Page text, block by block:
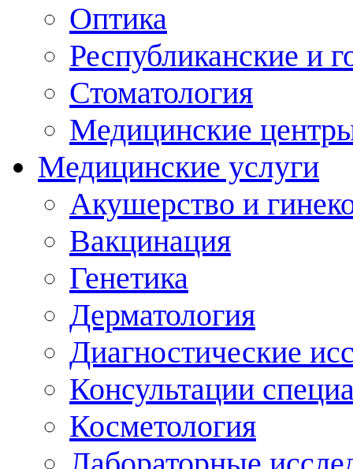
Оптика
Республиканские и
Стоматология
Медицинские
Медицинские услуги
Акушерство и
Вакцинация
Генетика
Дерматология
Диагностические
Консультации
Косметология